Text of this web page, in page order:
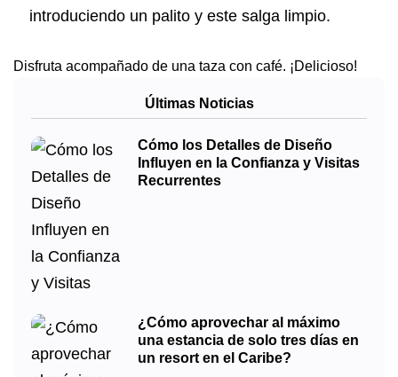
introduciendo un palito y este salga limpio.
Disfruta acompañado de una taza con café. ¡Delicioso!
Últimas Noticias
Cómo los Detalles de Diseño
Influyen en la Confianza y Visitas
Recurrentes
¿Cómo aprovechar al máximo
una estancia de solo tres días en
un resort en el Caribe?